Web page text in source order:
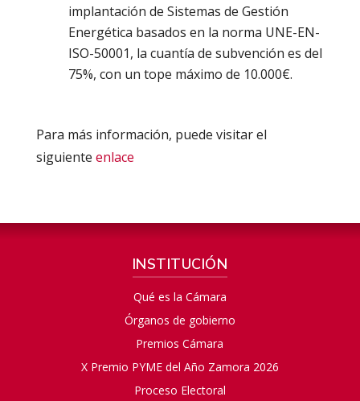
implantación de Sistemas de Gestión
Energética basados en la norma UNE-EN-
ISO-50001, la cuantía de subvención es del
75%, con un tope máximo de 10.000€.
Para más información, puede visitar el
siguiente enlace
INSTITUCIÓN
Qué es la Cámara
Órganos de gobierno
Premios Cámara
X Premio PYME del Año Zamora 2026
Proceso Electoral